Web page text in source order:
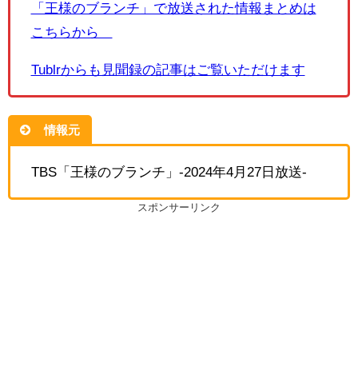
「王様のブランチ」で放送された情報まとめは
こちらから
Tublrからも見聞録の記事はご覧いただけます
情報元
TBS「王様のブランチ」-2024年4月27日放送-
スポンサーリンク